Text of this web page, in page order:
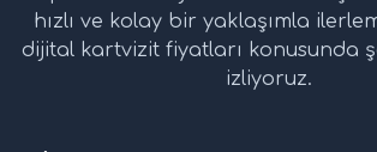
hızlı ve kolay bir yaklaşımla
dijital kartvizit fiyatları konusunda
izliyoruz.